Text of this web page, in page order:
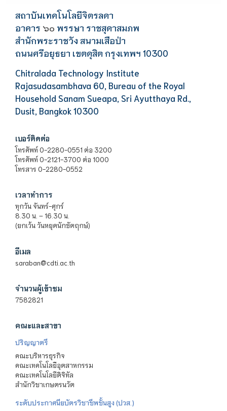
สถาบันเทคโนโลยีจิตรลดา
อาคาร ๖๐ พรรษา ราชสุดาสมภพ
สำนักพระราชวัง สนามเสือป่า
ถนนศรีอยุธยา เขตดุสิต กรุงเทพฯ 10300
Chitralada Technology Institute
Rajasudasambhava 60, Bureau of the Royal
Household Sanam Sueapa, Sri Ayutthaya Rd.,
Dusit, Bangkok 10300
เบอร์ติดต่อ
โทรศัพท์ 0-2280-0551 ต่อ 3200
โทรศัพท์ 0-2121-3700 ต่อ 1000
โทรสาร 0-2280-0552
เวลาทำการ
ทุกวัน จันทร์-ศุกร์
8.30 น. – 16.30 น.
(ยกเว้น วันหยุดนักขัตฤกษ์)
อีเมล
saraban@cdti.ac.th
จำนวนผู้เข้าชม
7582821
คณะและสาขา
ปริญญาตรี
คณะบริหารธุรกิจ
คณะเทคโนโลยีอุตสาหกรรม
คณะเทคโนโลยีดิจิทัล
สำนักวิชาเกษตรนวัต
ระดับประกาศนียบัตรวิชาชีพชั้นสูง (ปวส.)